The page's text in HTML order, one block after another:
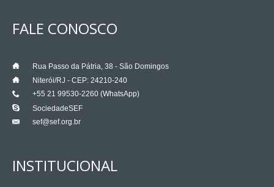
FALE CONOSCO
Rua Passo da Pátria, 38 - São Domingos
Niterói/RJ - CEP: 24210-240
+55 21 99530-2260 (WhatsApp)
SociedadeSEF
sef@sef.org.br
INSTITUCIONAL